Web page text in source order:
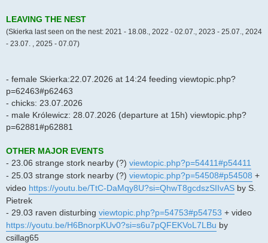
LEAVING THE NEST
(Skierka last seen on the nest: 2021 - 18.08., 2022 - 02.07., 2023 - 25.07., 2024
- 23.07. , 2025 - 07.07)
- female Skierka:22.07.2026 at 14:24 feeding viewtopic.php?
p=62463#p62463
- chicks: 23.07.2026
- male Królewicz: 28.07.2026 (departure at 15h) viewtopic.php?
p=62881#p62881
OTHER MAJOR EVENTS
- 23.06 strange stork nearby (?) viewtopic.php?p=54411#p54411
- 25.03 strange stork nearby (?) viewtopic.php?p=54508#p54508 +
video https://youtu.be/TtC-DaMqy8U?si=QhwT8gcdszSIIvAS by S.
Pietrek
- 29.03 raven disturbing viewtopic.php?p=54753#p54753 + video
https://youtu.be/H6BnorpKUv0?si=s6u7pQFEKVoL7LBu by
csillag65